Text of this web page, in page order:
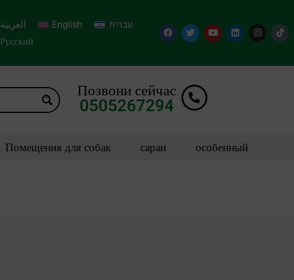
العربية English
עברית
Русский
Позвони сейчас
0505267294
Помещения для собак сараи особенный